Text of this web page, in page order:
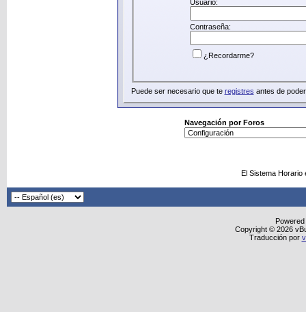
Usuario:
Contraseña:
¿Recordarme?
Puede ser necesario que te registres antes de
Navegación por Foros
El Sistema
Copyright © 2026
Traducción por